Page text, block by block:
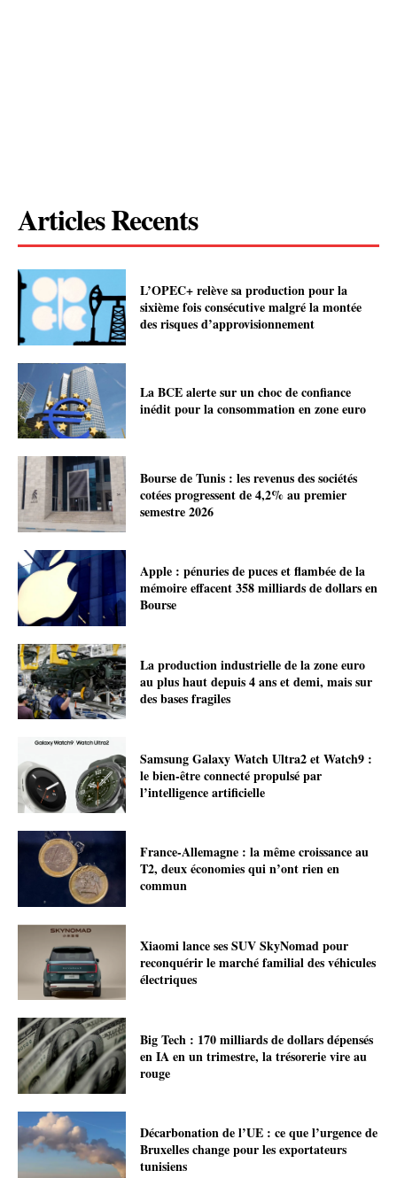
Articles Recents
L’OPEC+ relève sa production pour la
sixième fois consécutive malgré la montée
des risques d’approvisionnement
La BCE alerte sur un choc de confiance
inédit pour la consommation en zone euro
Bourse de Tunis : les revenus des sociétés
cotées progressent de 4,2% au premier
semestre 2026
Apple : pénuries de puces et flambée de la
mémoire effacent 358 milliards de dollars en
Bourse
La production industrielle de la zone euro
au plus haut depuis 4 ans et demi, mais sur
des bases fragiles
Samsung Galaxy Watch Ultra2 et Watch9 :
le bien-être connecté propulsé par
l’intelligence artificielle
France-Allemagne : la même croissance au
T2, deux économies qui n’ont rien en
commun
Xiaomi lance ses SUV SkyNomad pour
reconquérir le marché familial des véhicules
électriques
Big Tech : 170 milliards de dollars dépensés
en IA en un trimestre, la trésorerie vire au
rouge
Décarbonation de l’UE : ce que l’urgence de
Bruxelles change pour les exportateurs
tunisiens